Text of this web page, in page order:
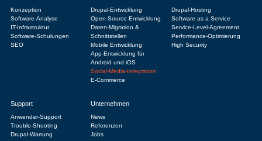
Konzeption
Software-Analyse
IT-Infrastruktur
Software-Schulungen
SEO
Drupal-Entwicklung
Open-Source Entwicklung
Daten-Migration &
Schnittstellen
Mobile Entwicklung
App-Entwicklung für
Android und iOS
Social-Media-Integration
E-Commerce
Drupal-Hosting
Software as a Service
Service-Level-Agreement
Performance-Optimierung
High Security
Support
Anwender-Support
Trouble-Shooting
Drupal-Wartung
Unternehmen
News
Referenzen
Jobs